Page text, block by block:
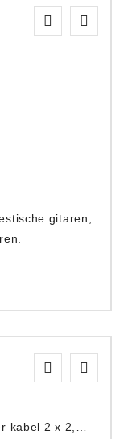
gitaren,
C276 Luidspreker kabel 2 x 2,50 mm² (per meter)